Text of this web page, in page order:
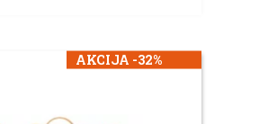
AKCIJA -32%